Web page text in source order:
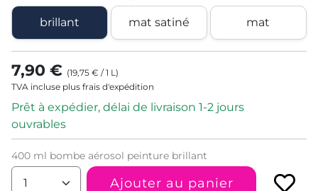
brillant mat satiné mat
7,90 € (19,75 € /1 L )
TVA incluse plus frais d'expédition
Prêt à expédier, délai de livraison 1-2 jours
ouvrables
400 ml bombe aérosol peinture brillant
Ajouter au panier